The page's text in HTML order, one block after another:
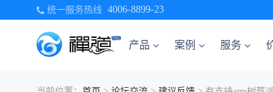
统一服务热线 4006-8899-23
产品 案例 服务